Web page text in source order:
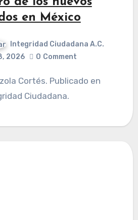
en México
Integridad Ciudadana A.C.
2026
0 Comment
Ciudadana.